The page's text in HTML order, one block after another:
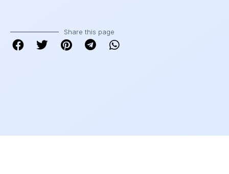
Share this page